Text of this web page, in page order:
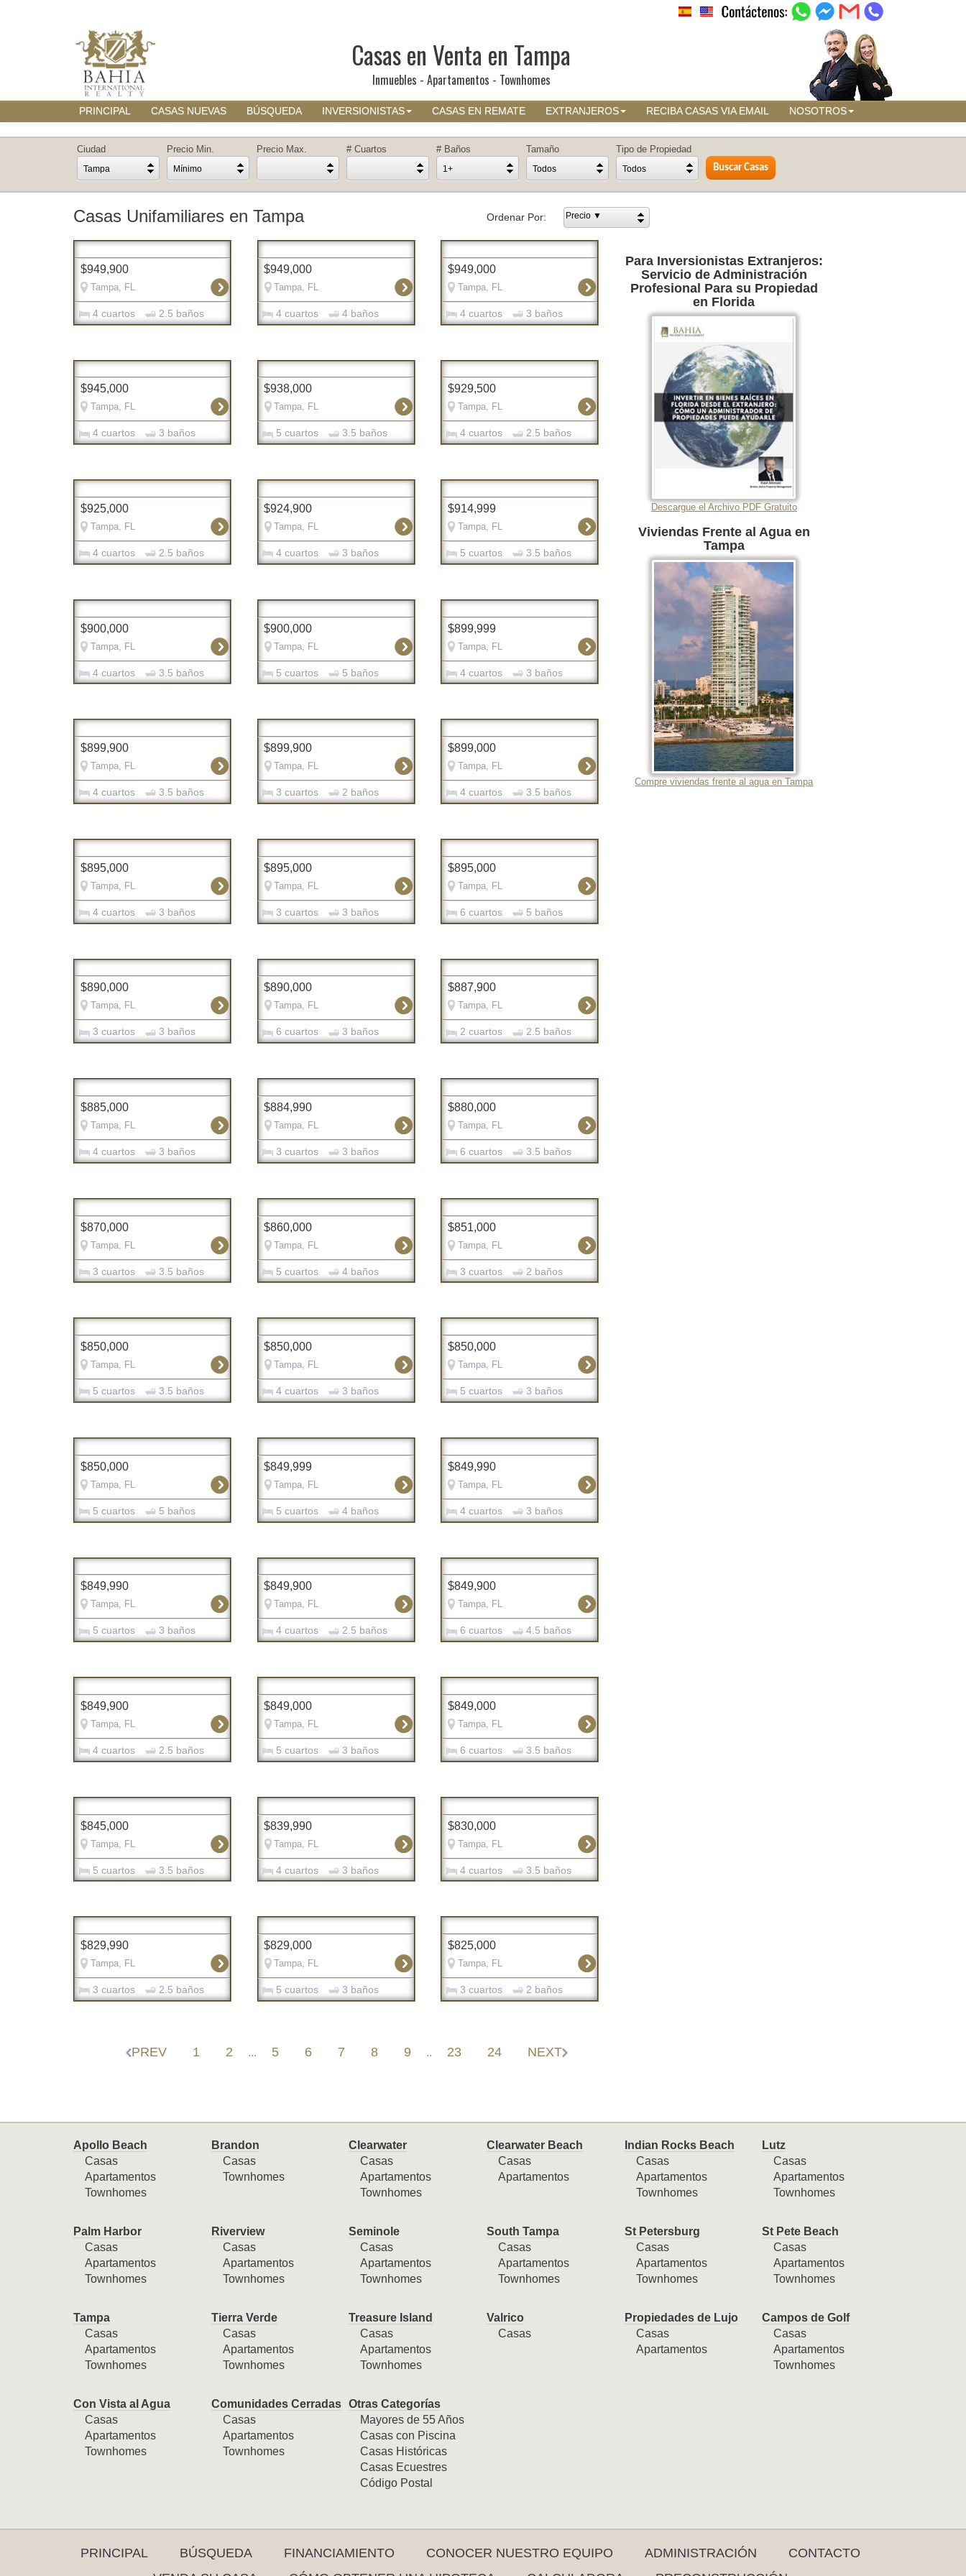
Casas en Venta en Tampa
Inmuebles - Apartamentos - Townhomes
PRINCIPAL CASAS NUEVAS BÚSQUEDA INVERSIONISTAS CASAS EN REMATE EXTRANJEROS RECIBA CASAS VIA EMAIL NOSOTROS
Ciudad
Tampa
Precio Min.
Mínimo
Precio Max. # Cuartos # Baños
1+
Tamaño
Todos
Tipo de Propiedad
Todos
Casas Unifamiliares en Tampa Ordenar Por: Precio ▼
$949,900
Tampa, FL
4 cuartos 2.5 baños
$949,000
Tampa, FL
4 cuartos 4 baños
$949,000
Tampa, FL
4 cuartos 3 baños
$945,000
Tampa, FL
4 cuartos 3 baños
$938,000
Tampa, FL
5 cuartos 3.5 baños
$929,500
Tampa, FL
4 cuartos 2.5 baños
$925,000
Tampa, FL
4 cuartos 2.5 baños
$924,900
Tampa, FL
4 cuartos 3 baños
$914,999
Tampa, FL
5 cuartos 3.5 baños
$900,000
Tampa, FL
4 cuartos 3.5 baños
$900,000
Tampa, FL
5 cuartos 5 baños
$899,999
Tampa, FL
4 cuartos 3 baños
$899,900
Tampa, FL
4 cuartos 3.5 baños
$899,900
Tampa, FL
3 cuartos 2 baños
$899,000
Tampa, FL
4 cuartos 3.5 baños
$895,000
Tampa, FL
4 cuartos 3 baños
$895,000
Tampa, FL
3 cuartos 3 baños
$895,000
Tampa, FL
6 cuartos 5 baños
$890,000
Tampa, FL
3 cuartos 3 baños
$890,000
Tampa, FL
6 cuartos 3 baños
$887,900
Tampa, FL
2 cuartos 2.5 baños
$885,000
Tampa, FL
4 cuartos 3 baños
$884,990
Tampa, FL
3 cuartos 3 baños
$880,000
Tampa, FL
6 cuartos 3.5 baños
$870,000
Tampa, FL
3 cuartos 3.5 baños
$860,000
Tampa, FL
5 cuartos 4 baños
$851,000
Tampa, FL
3 cuartos 2 baños
$850,000
Tampa, FL
5 cuartos 3.5 baños
$850,000
Tampa, FL
4 cuartos 3 baños
$850,000
Tampa, FL
5 cuartos 3 baños
$850,000
Tampa, FL
5 cuartos 5 baños
$849,999
Tampa, FL
5 cuartos 4 baños
$849,990
Tampa, FL
4 cuartos 3 baños
$849,990
Tampa, FL
5 cuartos 3 baños
$849,900
Tampa, FL
4 cuartos 2.5 baños
$849,900
Tampa, FL
6 cuartos 4.5 baños
$849,900
Tampa, FL
4 cuartos 2.5 baños
$849,000
Tampa, FL
5 cuartos 3 baños
$849,000
Tampa, FL
6 cuartos 3.5 baños
$845,000
Tampa, FL
5 cuartos 3.5 baños
$839,990
Tampa, FL
4 cuartos 3 baños
$830,000
Tampa, FL
4 cuartos 3.5 baños
$829,990
Tampa, FL
3 cuartos 2.5 baños
$829,000
Tampa, FL
5 cuartos 3 baños
$825,000
Tampa, FL
3 cuartos 2 baños
PREV 1 2 ... 5 6 7 8 9 .. 23 24 NEXT
Para Inversionistas Extranjeros:
Servicio de Administración
Profesional Para su Propiedad
en Florida
Descargue el Archivo PDF Gratuito
Viviendas Frente al Agua en
Tampa
Compre viviendas frente al agua en Tampa
Apollo Beach
Casas
Apartamentos
Townhomes
Brandon
Casas
Townhomes
Clearwater
Casas
Apartamentos
Townhomes
Clearwater Beach
Casas
Apartamentos
Indian Rocks Beach
Casas
Apartamentos
Townhomes
Lutz
Casas
Apartamentos
Townhomes
Palm Harbor
Casas
Apartamentos
Townhomes
Riverview
Casas
Apartamentos
Townhomes
Seminole
Casas
Apartamentos
Townhomes
South Tampa
Casas
Apartamentos
Townhomes
St Petersburg
Casas
Apartamentos
Townhomes
St Pete Beach
Casas
Apartamentos
Townhomes
Tampa
Casas
Apartamentos
Townhomes
Tierra Verde
Casas
Apartamentos
Townhomes
Treasure Island
Casas
Apartamentos
Townhomes
Valrico
Casas
Propiedades de Lujo
Casas
Apartamentos
Campos de Golf
Casas
Apartamentos
Townhomes
Con Vista al Agua
Casas
Apartamentos
Townhomes
Comunidades Cerradas
Casas
Apartamentos
Townhomes
Otras Categorías
Mayores de 55 Años
Casas con Piscina
Casas Históricas
Casas Ecuestres
Código Postal
PRINCIPAL BÚSQUEDA FINANCIAMIENTO CONOCER NUESTRO EQUIPO ADMINISTRACIÓN
CONTACTO